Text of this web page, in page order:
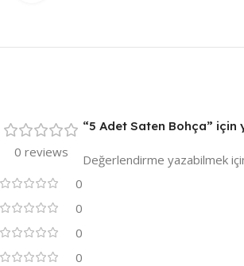
0 reviews
0
0
0
0
“5 Adet Saten Bohça”
Değerlendirme yazabilmek